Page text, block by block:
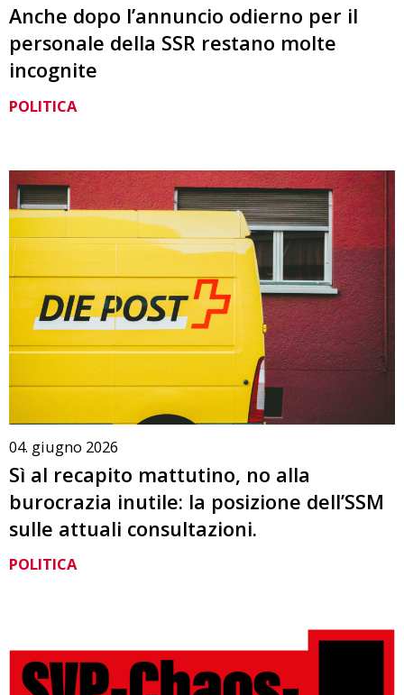
Anche dopo l’annuncio odierno per il
personale della SSR restano molte
incognite
POLITICA
04. giugno 2026
Sì al recapito mattutino, no alla
burocrazia inutile: la posizione dell’SSM
sulle attuali consultazioni.
POLITICA